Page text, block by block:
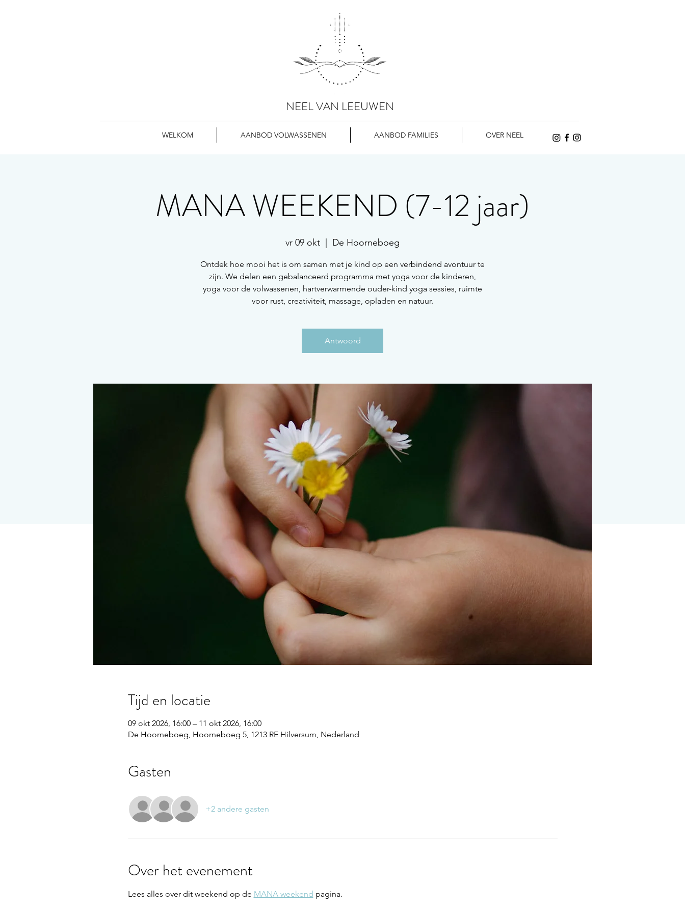
NEEL VAN LEEUWEN
WELKOM AANBOD VOLWASSENEN AANBOD FAMILIES OVER NEEL
MANA WEEKEND (7-12 jaar)
vr 09 okt De Hoorneboeg
Ontdek hoe mooi het is om samen met je kind op een verbindend avontuur te
zijn. We delen een gebalanceerd programma met yoga voor de kinderen,
yoga voor de volwassenen, hartverwarmende ouder-kind yoga sessies, ruimte
voor rust, creativiteit, massage, opladen en natuur.
Antwoord
Tijd en locatie
09 okt 2026, 16:00 – 11 okt 2026, 16:00
De Hoorneboeg, Hoorneboeg 5, 1213 RE Hilversum, Nederland
Gasten
+2 andere gasten
Over het evenement
Lees alles over dit weekend op de MANA weekend pagina.